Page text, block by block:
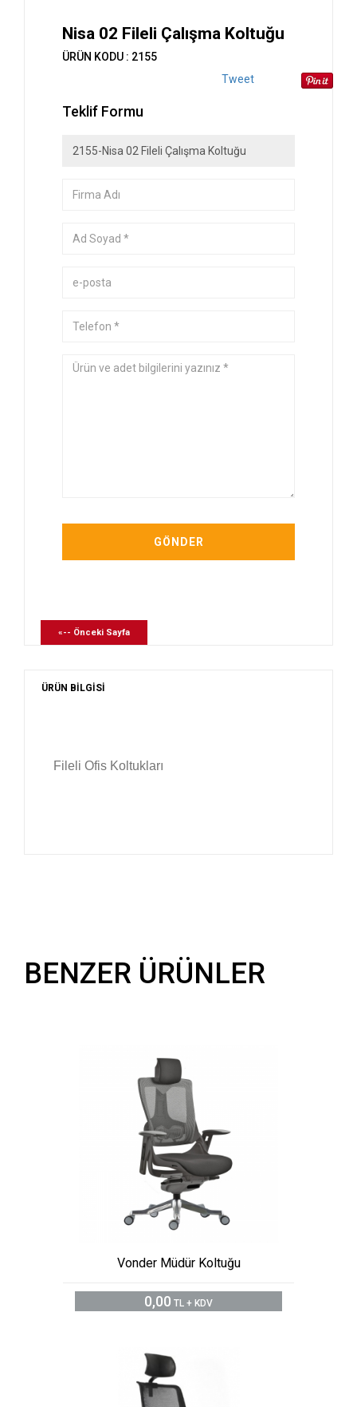
Nisa 02 Fileli Çalışma Koltuğu
ÜRÜN KODU : 2155
Tweet
Teklif Formu
«-- Önceki Sayfa
ÜRÜN BİLGİSİ
Fileli Ofis Koltukları
BENZER ÜRÜNLER
Vonder Müdür Koltuğu
0,00 TL + KDV